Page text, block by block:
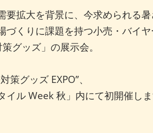
要拡大を背景に、今求められる暑
づくりに課題を持つ小売・バイ
策グッズ」の展示会。
策グッズ EXPO”、
イル Week 秋」内にて初開催しま